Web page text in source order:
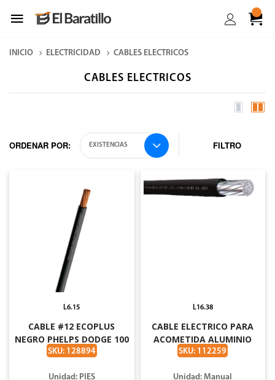
INICIO ELECTRICIDAD CABLES ELECTRICOS
CABLES ELECTRICOS
ORDENAR POR: FILTRO
CABLE #12 ECOPLUS
NEGRO PHELPS DODGE 100
METROS
SKU: 128894
L6.15
Unidad: PIES
CABLE ELECTRICO PARA
ACOMETIDA ALUMINIO
FORRADO POR PIE 1/0
SKU: 112259
L16.38
Unidad: Manual